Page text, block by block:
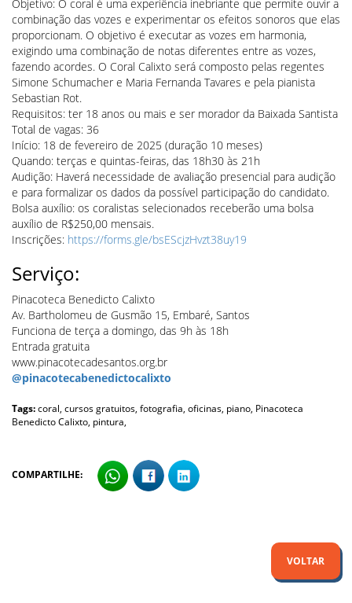
Objetivo: O coral é uma experiência inebriante que permite ouvir a
combinação das vozes e experimentar os efeitos sonoros que elas
proporcionam. O objetivo é executar as vozes em harmonia,
exigindo uma combinação de notas diferentes entre as vozes,
fazendo acordes. O Coral Calixto será composto pelas regentes
Simone Schumacher e Maria Fernanda Tavares e pela pianista
Sebastian Rot.
Requisitos: ter 18 anos ou mais e ser morador da Baixada Santista
Total de vagas: 36
Início: 18 de fevereiro de 2025 (duração 10 meses)
Quando: terças e quintas-feiras, das 18h30 às 21h
Audição: Haverá necessidade de avaliação presencial para audição
e para formalizar os dados da possível participação do candidato.
Bolsa auxílio: os coralistas selecionados receberão uma bolsa
auxílio de R$250,00 mensais.
Inscrições: https://forms.gle/bsEScjzHvzt38uy19
Serviço:
Pinacoteca Benedicto Calixto
Av. Bartholomeu de Gusmão 15, Embaré, Santos
Funciona de terça a domingo, das 9h às 18h
Entrada gratuita
www.pinacotecadesantos.org.br
@pinacotecabenedictocalixto
Tags:coral, cursos gratuitos, fotografia, oficinas, piano, Pinacoteca
Benedicto Calixto, pintura,
COMPARTILHE:
VOLTAR